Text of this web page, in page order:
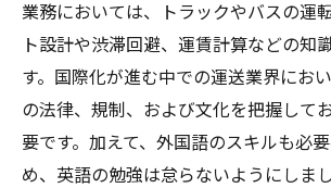
業務においては、トラックやバスの運
ト設計や渋滞回避、運賃計算などの知
す。国際化が進む中での運送業界にお
の法律、規制、および文化を把握して
要です。加えて、外国語のスキルも必
め、英語の勉強は怠らないようにしま